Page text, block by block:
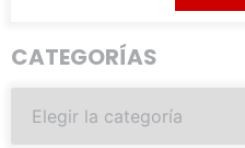
CATEGORÍAS